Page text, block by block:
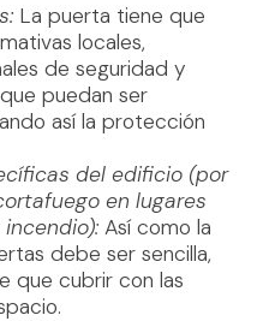
La puerta tiene que
locales,
de seguridad y
puedan ser
así la protección
del edificio (por
en lugares
Así como la
debe ser sencilla,
que cubrir con las